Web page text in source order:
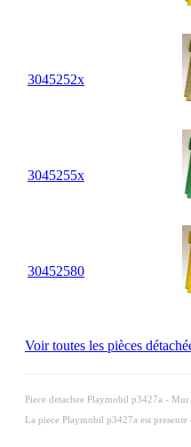
3045252x
3045255x
30452580
Voir toutes les pièces
Piece detachee Playmobil p3427a -
La piece Playmobil p3427a est